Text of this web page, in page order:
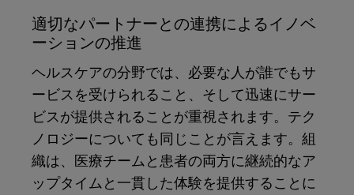
適切なパートナーとの連携によるイノベ
ーションの推進
ヘルスケアの分野では、必要な人が誰でもサ
ービスを受けられること、そして迅速にサー
ビスが提供されることが重視されます。テク
ノロジーについても同じことが言えます。組
織は、医療チームと患者の両方に継続的なア
ップタイムと一貫した体験を提供することに